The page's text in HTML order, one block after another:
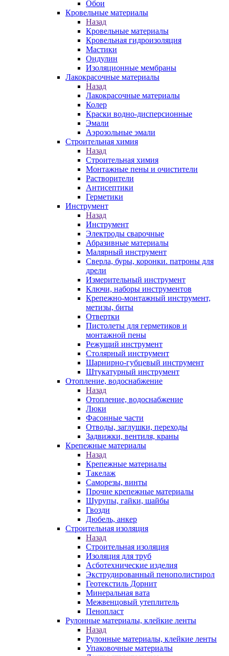
Обои
Кровельные материалы
Назад
Кровельные материалы
Кровельная гидроизоляция
Мастики
Ондулин
Изоляционные мембраны
Лакокрасочные материалы
Назад
Лакокрасочные материалы
Колер
Краски водно-дисперсионные
Эмали
Аэрозольные эмали
Строительная химия
Назад
Строительная химия
Монтажные пены и очистители
Растворители
Антисептики
Герметики
Инструмент
Назад
Инструмент
Электроды сварочные
Абразивные материалы
Малярный инструмент
Сверла, буры, коронки. патроны для
дрели
Измерительный инструмент
Ключи, наборы инструментов
Крепежно-монтажный инструмент,
метизы, биты
Отвертки
Пистолеты для герметиков и
монтажной пены
Режущий инструмент
Столярный инструмент
Шарнирно-губцевый инструмент
Штукатурный инструмент
Отопление, водоснабжение
Назад
Отопление, водоснабжение
Люки
Фасонные части
Отводы, заглушки, переходы
Задвижки, вентиля, краны
Крепежные материалы
Назад
Крепежные материалы
Такелаж
Саморезы, винты
Прочие крепежные материалы
Шурупы, гайки, шайбы
Гвозди
Дюбель, анкер
Строительная изоляция
Назад
Строительная изоляция
Изоляция для труб
Асботехнические изделия
Экструдированный пенополистирол
Геотекстиль Дорнит
Минеральная вата
Межвенцовый утеплитель
Пенопласт
Рулонные материалы, клейкие ленты
Назад
Рулонные материалы, клейкие ленты
Упаковочные материалы